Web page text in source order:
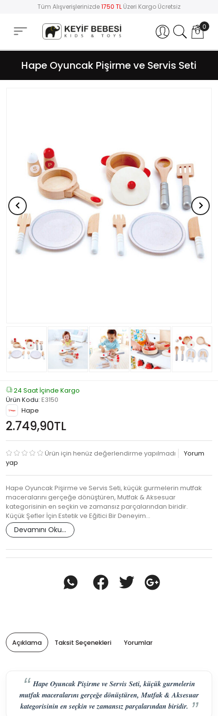
Tüm Alışverişlerinizde1750 TL Üzeri Kargo Ücretsiz
Hesabım 0
Hape Oyuncak Pişirme ve Servis Seti
24 Saat İçinde Kargo
Ürün Kodu: E3150
Hape
2.749,90TL
Ürün için henüz değerlendirme yapılmadı
Yorum
yap
Hape Oyuncak Pişirme ve Servis Seti, küçük gurmelerin mutfak
maceralarını gerçeğe dönüştüren, Mutfak & Aksesuar
kategorisinin en seçkin ve zamansız parçalarından biridir.
Küçük Şefler İçin Estetik ve Eğitici Bir Deneyim…
Devamını Oku...
Açıklama Taksit Seçenekleri Yorumlar
Hape Oyuncak Pişirme ve Servis Seti, küçük gurmelerin
mutfak maceralarını gerçeğe dönüştüren, Mutfak & Aksesuar
kategorisinin en seçkin ve zamansız parçalarından biridir.